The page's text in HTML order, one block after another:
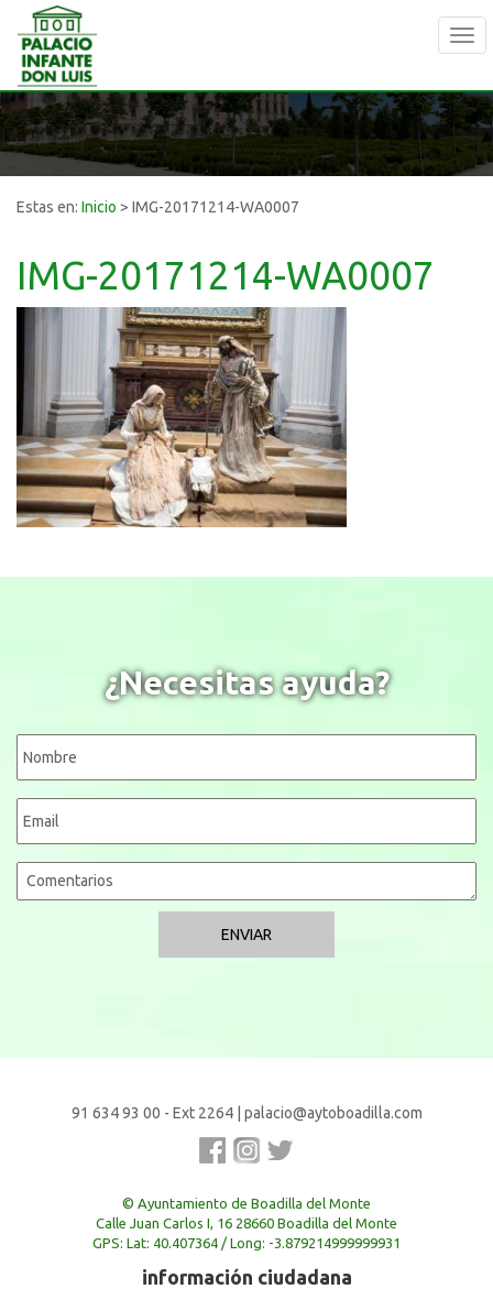
Estas en: Inicio > IMG-20171214-WA0007
IMG-20171214-WA0007
¿Necesitas ayuda?
91 634 93 00 - Ext 2264| palacio@aytoboadilla.com
© Ayuntamiento de Boadilla del Monte
Calle Juan Carlos I, 16 28660 Boadilla del Monte
GPS: Lat: 40.407364 / Long: -3.879214999999931
información ciudadana